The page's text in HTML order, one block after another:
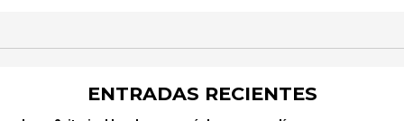
ENTRADAS RECIENTES